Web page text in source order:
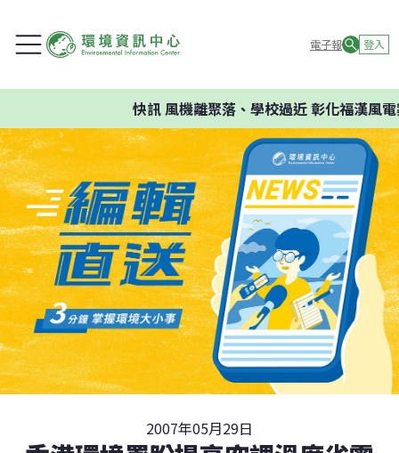
電子報 登入
快訊風機離聚落、學校過近 彰化福漢風電
2007年05月29日